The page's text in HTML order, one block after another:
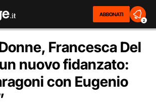
ABBONATI
2
Francesca Del
nuovo fidanzato:
con Eugenio